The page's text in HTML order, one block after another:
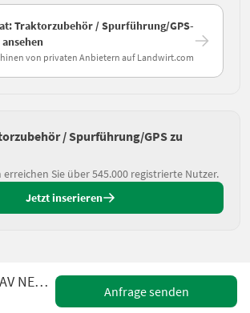
Traktorzubehör / Spurführung/GPS-
von privaten Anbietern auf Landwirt.com
/ Spurführung/GPS zu
Sie über 545.000 registrierte Nutzer.
Jetzt inserieren
CHC NAV CHC NAV NEU!! NX 610 SE RTK CHCNAV
Anfrage senden